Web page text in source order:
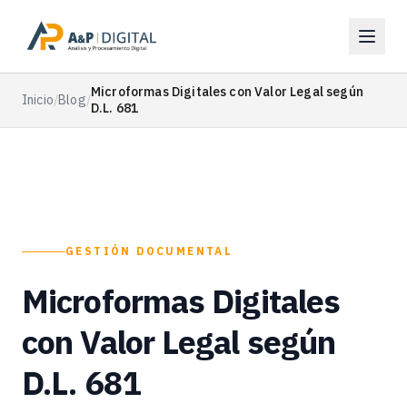
Inicio/Blog/Microformas Digitales con Valor Legal según
D.L. 681
GESTIÓN DOCUMENTAL
Microformas Digitales
con Valor Legal según
D.L. 681